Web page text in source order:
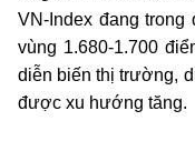
VN-Index đang trong
vùng 1.680-1.700
diễn biến thị trường,
được xu hướng tăng.